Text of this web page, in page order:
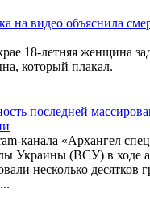
на видео объяснила
18-летняя женщина
который плакал.
последней
канала «Архангел
Украины (ВСУ) в ходе
несколько десятков